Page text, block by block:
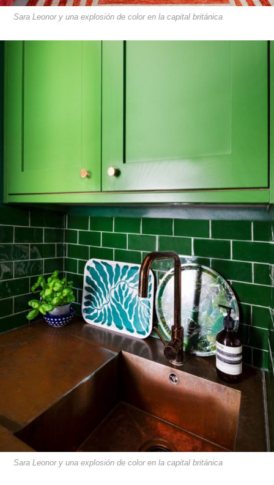
Sara Leonor y una explosión de color en la capital británica
Sara Leonor y una explosión de color en la capital británica